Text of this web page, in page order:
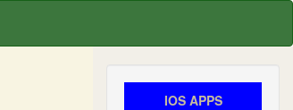
IOS APPS